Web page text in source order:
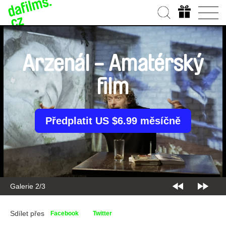
Galerie 2/3
Arzenál - Amatérský
film
Předplatit US $6.99 měsíčně
Sdílet přes Facebook Twitter